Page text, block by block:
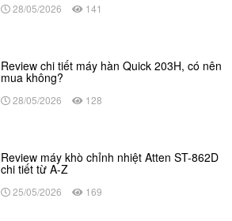
28/05/2026 141
Review chi tiết máy hàn Quick 203H, có nên
mua không?
28/05/2026 128
Review máy khò chỉnh nhiệt Atten ST-862D
chi tiết từ A-Z
25/05/2026 169